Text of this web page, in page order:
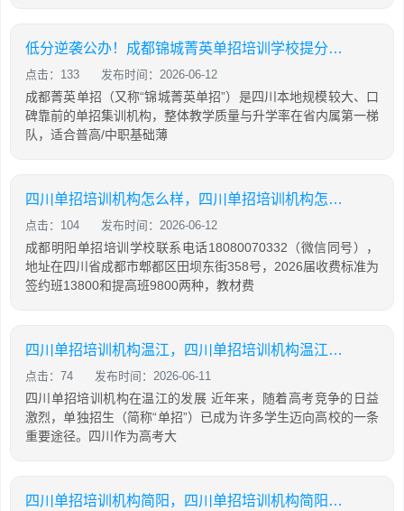
低分逆袭公办！成都锦城菁英单招培训学校提分攻略
点击：133 发布时间：2026-06-12
成都菁英单招（又称“锦城菁英单招”）是四川本地规模较大、口
碑靠前的单招集训机构，整体教学质量与升学率在省内属第一梯
队，适合普高/中职基础薄
四川单招培训机构怎么样，四川单招培训机构怎么样知乎
点击：104 发布时间：2026-06-12
成都明阳单招培训学校联系电话18080070332（微信同号），
地址在四川省成都市郫都区田坝东街358号，2026届收费标准为
签约班13800和提高班9800两种，教材费
四川单招培训机构温江，四川单招培训机构温江有哪些
点击：74 发布时间：2026-06-11
四川单招培训机构在温江的发展 近年来，随着高考竞争的日益
激烈，单独招生（简称“单招”）已成为许多学生迈向高校的一条
重要途径。四川作为高考大
四川单招培训机构简阳，四川单招培训机构简阳地址